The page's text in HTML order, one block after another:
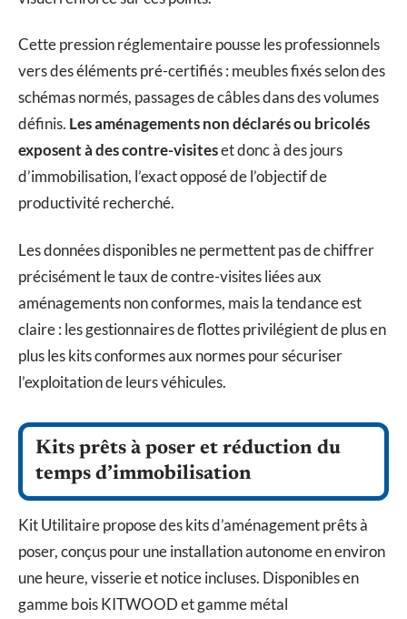
Cette pression réglementaire pousse les professionnels
vers des éléments pré-certifiés : meubles fixés selon des
schémas normés, passages de câbles dans des volumes
définis. Les aménagements non déclarés ou bricolés
exposent à des contre-visiteset donc à des jours
d’immobilisation, l’exact opposé de l’objectif de
productivité recherché.
Les données disponibles ne permettent pas de chiffrer
précisément le taux de contre-visites liées aux
aménagements non conformes, mais la tendance est
claire : les gestionnaires de flottes privilégient de plus en
plus les kits conformes aux normes pour sécuriser
l’exploitation de leurs véhicules.
Kits prêts à poser et réduction du
temps d’immobilisation
Kit Utilitaire propose des kits d’aménagement prêts à
poser, conçus pour une installation autonome en environ
une heure, visserie et notice incluses. Disponibles en
gamme bois KITWOOD et gamme métal